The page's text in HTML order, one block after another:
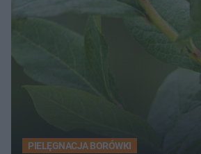
PIELĘGNACJA BORÓWKI